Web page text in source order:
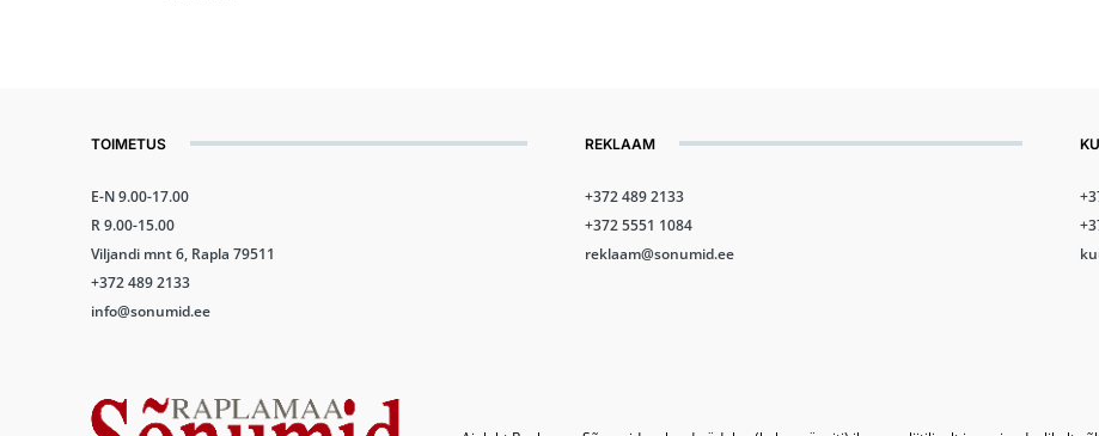
TOIMETUS
E-N 9.00-17.00
R 9.00-15.00
Viljandi mnt 6, Rapla 79511
+372 489 2133
info@sonumid.ee
REKLAAM
+372 489 2133
+372 5551 1084
reklaam@sonumid.ee